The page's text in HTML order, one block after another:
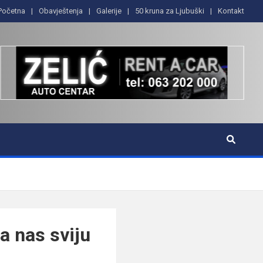
Obavještenja Galerije 50 kruna za Ljubuški Kontakt
nas sviju